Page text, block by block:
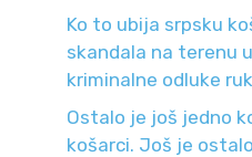
Ko to ubija srpsku
skandala na terenu
kriminalne odluke
Ostalo je još jedno
košarci. Još je